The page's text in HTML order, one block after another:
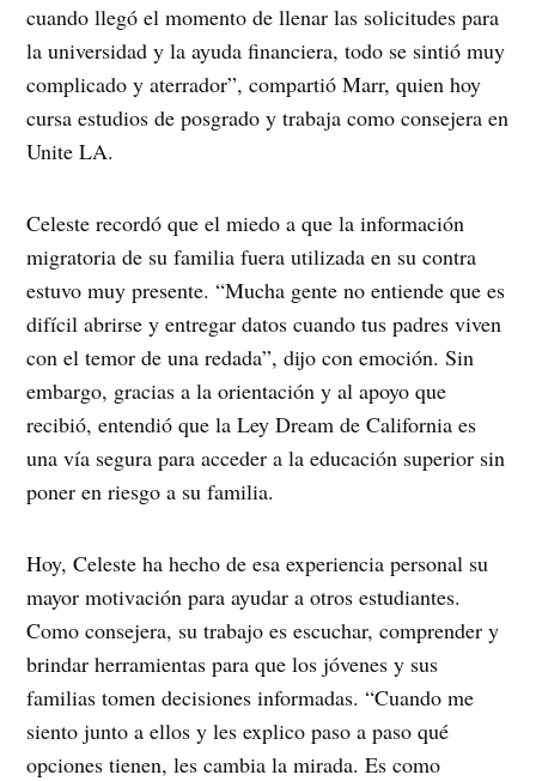
cuando llegó el momento de llenar las solicitudes para
la universidad y la ayuda financiera, todo se sintió muy
complicado y aterrador”, compartió Marr, quien hoy
cursa estudios de posgrado y trabaja como consejera en
Unite LA.
Celeste recordó que el miedo a que la información
migratoria de su familia fuera utilizada en su contra
estuvo muy presente. “Mucha gente no entiende que es
difícil abrirse y entregar datos cuando tus padres viven
con el temor de una redada”, dijo con emoción. Sin
embargo, gracias a la orientación y al apoyo que
recibió, entendió que la Ley Dream de California es
una vía segura para acceder a la educación superior sin
poner en riesgo a su familia.
Hoy, Celeste ha hecho de esa experiencia personal su
mayor motivación para ayudar a otros estudiantes.
Como consejera, su trabajo es escuchar, comprender y
brindar herramientas para que los jóvenes y sus
familias tomen decisiones informadas. “Cuando me
siento junto a ellos y les explico paso a paso qué
opciones tienen, les cambia la mirada. Es como